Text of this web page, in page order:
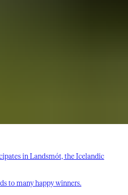
in Landsmót, the Icelandic
to many happy winners.